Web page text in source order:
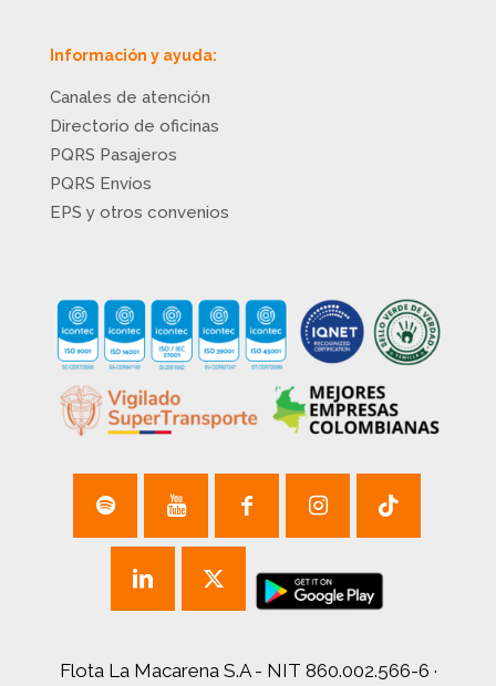
Información y ayuda:
Canales de atención
Directorio de oficinas
PQRS Pasajeros
PQRS Envíos
EPS y otros convenios
Flota La Macarena S.A - NIT 860.002.566-6 ·